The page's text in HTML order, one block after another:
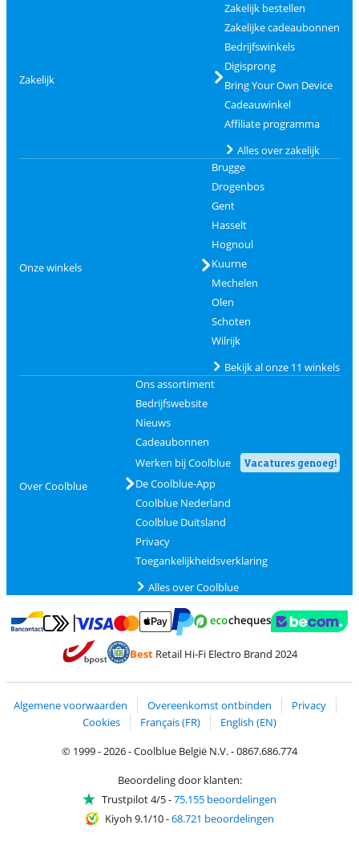
Zakelijk
Zakelijk bestellen
Zakelijke cadeaubonnen
Bedrijfswinkels
Digisprong
Bring Your Own Device
Cadeauwinkel
Affiliate programma
Alles over zakelijk
Onze winkels
Brugge
Drogenbos
Gent
Hasselt
Hognoul
Kuurne
Mechelen
Olen
Schoten
Wilrijk
Bekijk al onze 11 winkels
Over Coolblue
Ons assortiment
Bedrijfswebsite
Nieuws
Cadeaubonnen
Werken bij Coolblue
Vacatures genoeg!
De Coolblue-App
Coolblue Nederland
Coolblue Duitsland
Privacy
Toegankelijkheidsverklaring
Alles over Coolblue
Betalen met Bancontact
Betalen met MasterCard en Visa via ClickToPay
Betalen met PayPal
BestRetail Hi-Fi Electro Brand 2024
Algemene voorwaarden Overeenkomst ontbinden
Privacy
Cookies
Français (FR)
English (EN)
© 1999 - 2026 - Coolblue België N.V. - 0867.686.774
Beoordeling door klanten:
Trustpilot 4/5-75.155 beoordelingen
Kiyoh 9.1/10-68.721 beoordelingen